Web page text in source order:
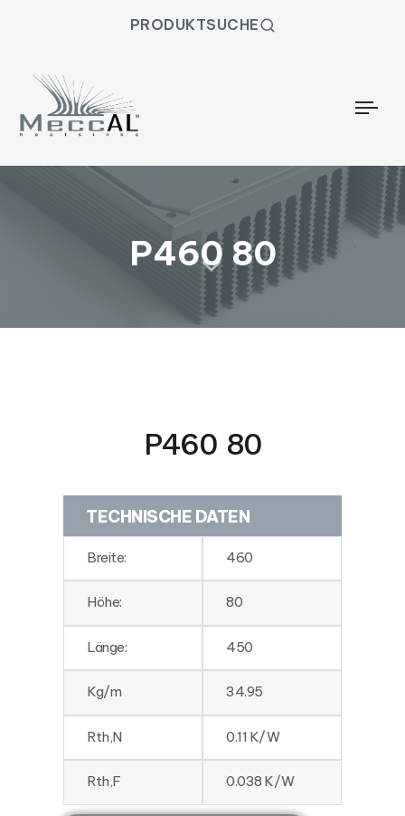
PRODUKTSUCHE
P460 80
P460 80
TECHNISCHE DATEN
Breite: 460
Höhe: 80
Länge: 450
Kg/m 34.95
Rth,N 0.11 K/W
Rth,F 0.038 K/W